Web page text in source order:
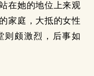
在她的地位上来观
家庭，大抵的女性
则颇激烈，后事如